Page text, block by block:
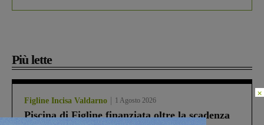
Più lette
Figline Incisa Valdarno 1 Agosto 2026
Piscina di Figline finanziata oltre la scadenza
×